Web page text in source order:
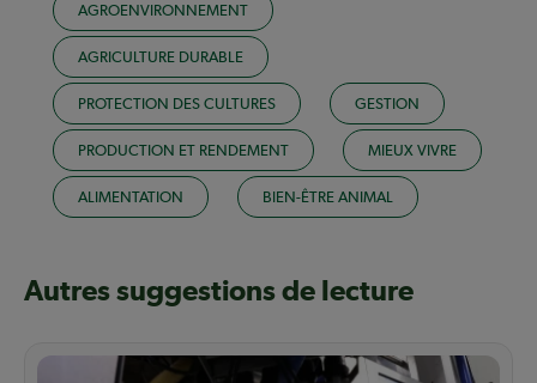
AGROENVIRONNEMENT
AGRICULTURE DURABLE
PROTECTION DES CULTURES GESTION
PRODUCTION ET RENDEMENT MIEUX VIVRE
ALIMENTATION BIEN-ÊTRE ANIMAL
Autres suggestions de lecture